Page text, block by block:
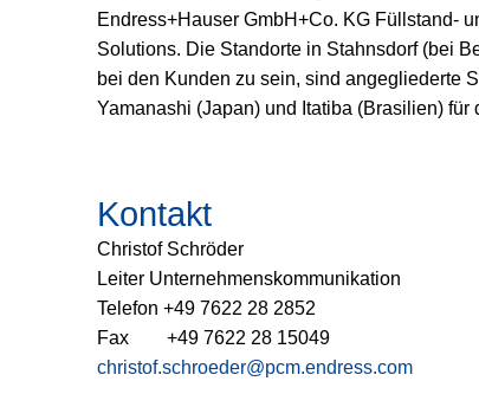
Endress+Hauser GmbH+Co. KG Füllstand-
Solutions. Die Standorte in Stahnsdorf (bei
bei den Kunden zu sein, sind angegliederte
Yamanashi (Japan) und Itatiba (Brasilien)
Kontakt
Christof Schröder
Leiter Unternehmenskommunikation
Telefon +49 7622 28 2852
Fax +49 7622 28 15049
christof.schroeder@pcm.endress.com